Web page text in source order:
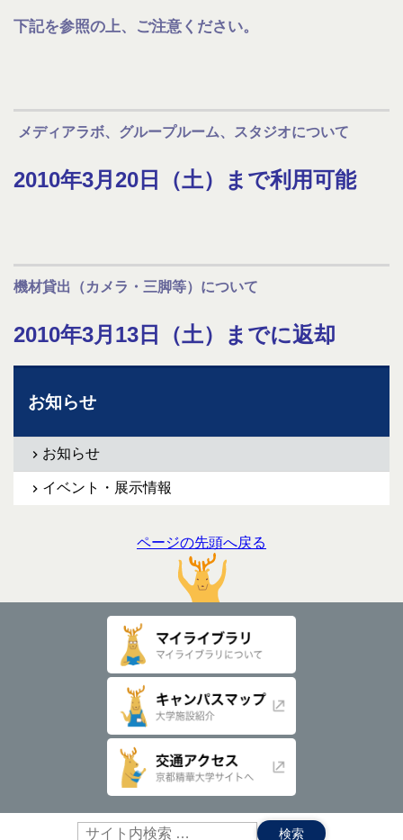
下記を参照の上、ご注意ください。
メディアラボ、グループルーム、スタジオについて
2010年3月20日（土）まで利用可能
機材貸出（カメラ・三脚等）について
2010年3月13日（土）までに返却
お知らせ
お知らせ
イベント・展示情報
ページの先頭へ戻る
サ